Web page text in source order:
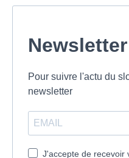
Pour suivre l'actu du
newsletter
J'accepte de recevoir